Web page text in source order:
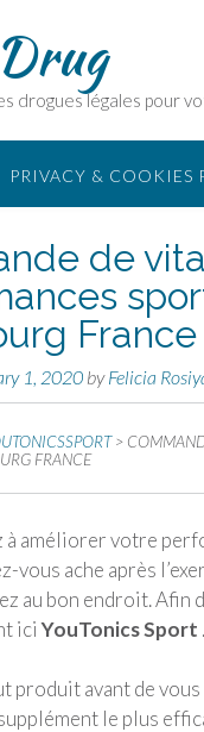
drogues légales pour
PRIVACY & COOKIES
de
France
1, 2020 byFelicia
>
FRANCE
à améliorer votre
vous ache après
au bon endroit. Afin
iciYouTonics Sport .
produit avant de
le plus